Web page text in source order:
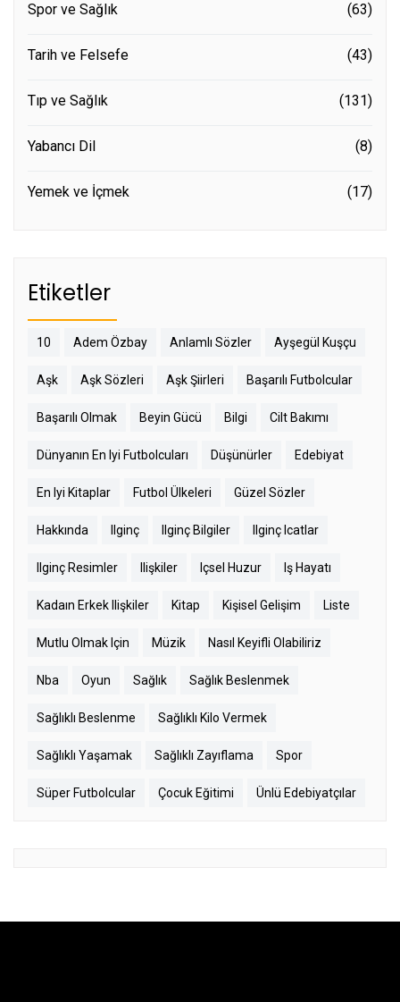
Spor ve Sağlık (63)
Tarih ve Felsefe (43)
Tıp ve Sağlık (131)
Yabancı Dil (8)
Yemek ve İçmek (17)
Etiketler
10 Adem Özbay Anlamlı Sözler Ayşegül Kuşçu
Aşk Aşk Sözleri Aşk Şiirleri Başarılı Futbolcular
Başarılı Olmak Beyin Gücü Bilgi Cilt Bakımı
Dünyanın En Iyi Futbolcuları Düşünürler Edebiyat
En Iyi Kitaplar Futbol Ülkeleri Güzel Sözler
Hakkında Ilginç Ilginç Bilgiler Ilginç Icatlar
Ilginç Resimler Ilişkiler Içsel Huzur Iş Hayatı
Kadaın Erkek Ilişkiler Kitap Kişisel Gelişim Liste
Mutlu Olmak Için Müzik Nasıl Keyifli Olabiliriz
Nba Oyun Sağlık Sağlık Beslenmek
Sağlıklı Beslenme Sağlıklı Kilo Vermek
Sağlıklı Yaşamak Sağlıklı Zayıflama Spor
Süper Futbolcular Çocuk Eğitimi Ünlü Edebiyatçılar